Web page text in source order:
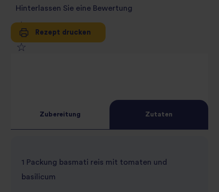
Hinterlassen Sie eine Bewertung
1
review
Rezept drucken
Zubereitung Zutaten
1 Packung basmati reis mit tomaten und
basilicum